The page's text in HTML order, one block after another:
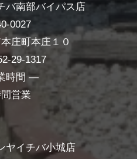
バ南部バイパス店
0027
庄町本庄１０
29-1317
時間 ―
営業
ヤイチバ小城店